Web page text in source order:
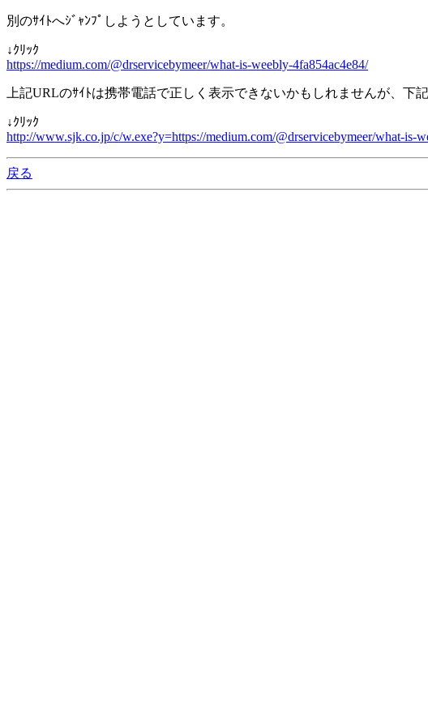
別のｻｲﾄへｼﾞｬﾝﾌﾟしようとしています。
↓ｸﾘｯｸ
https://medium.com/@drservicebymeer/what-is-weebly-4fa854ac4e84/
上記URLのｻｲﾄは携帯電話で正しく表示できないかもしれませんが、下
↓ｸﾘｯｸ
http://www.sjk.co.jp/c/w.exe?y=https://medium.com/@drservicebymeer/what-is-
戻る